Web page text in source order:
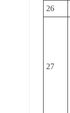
26
27